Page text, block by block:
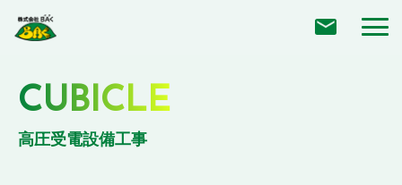
CUBICLE
高圧受電設備工事